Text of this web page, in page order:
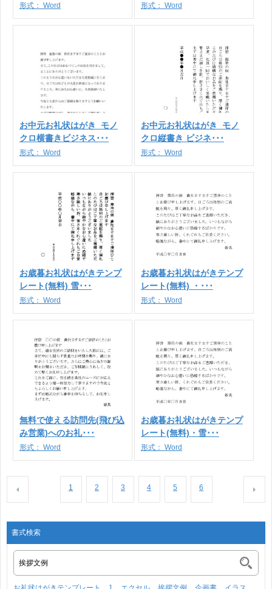
形式： Word 形式： Word
お中元お礼状はがき_モノ
クロ横書きビジネス･･･
形式： Word
お中元お礼状はがき_モノ
クロ縦書き ビジネ･･･
形式： Word
お歳暮お礼状はがきテンプ
レート(無料) 雪･･･
形式： Word
お歳暮お礼状はがきテンプ
レート(無料) ・･･･
形式： Word
無料で使える訪問先(飛び込
み営業)へのお礼･･･
形式： Word
お歳暮お礼状はがきテンプ
レート(無料)・雪･･･
形式： Word
1 2 3 4 5 6
書式検索